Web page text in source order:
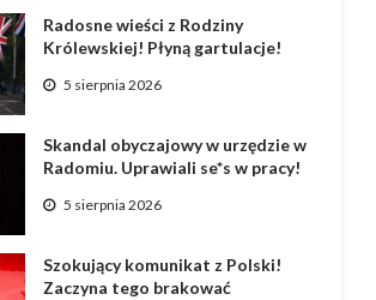
Radosne wieści z Rodziny
Królewskiej! Płyną gartulacje!
5 sierpnia 2026
Skandal obyczajowy w urzędzie w
Radomiu. Uprawiali se*s w pracy!
5 sierpnia 2026
Szokujący komunikat z Polski!
Zaczyna tego brakować